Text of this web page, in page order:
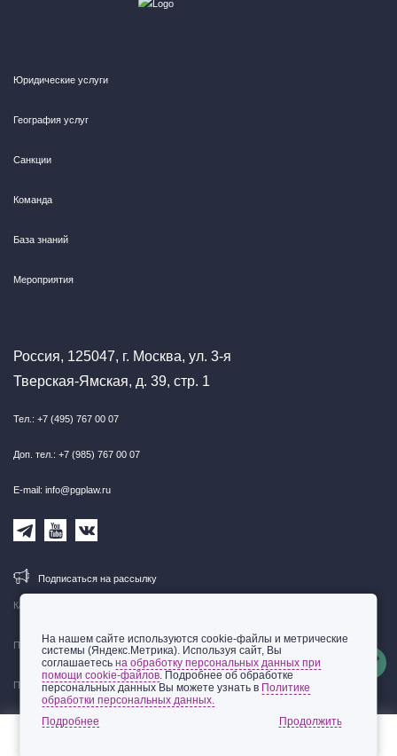
Карта сайта
Правовая информация
Политика обработки персональных данных
Юридические услуги
География услуг
Санкции
Команда
База знаний
Мероприятия
Россия, 125047, г. Москва, ул. 3-я
Тверская-Ямская, д. 39, стр. 1
Тел.: +7 (495) 767 00 07
Доп. тел.: +7 (985) 767 00 07
E-mail: info@pgplaw.ru
Подписаться на рассылку
© 2002-2026 ООО «Пепеляев Групп»
На нашем сайте используются cookie-файлы и метрические
системы (Яндекс.Метрика). Используя сайт, Вы
соглашаетесьна обработку персональных данных при
помощи cookie-файлов. Подробнее об обработке
персональных данных Вы можете узнать в Политике
обработки персональных данных.
Подробнее